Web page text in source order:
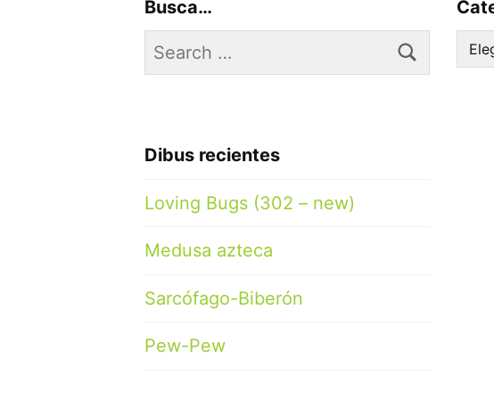
Busca…
Search
for:
Dibus recientes
Loving Bugs (302 – new)
Medusa azteca
Sarcófago-Biberón
Pew-Pew